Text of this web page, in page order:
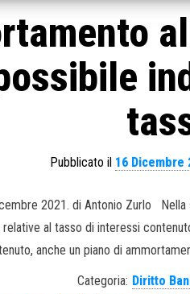
Pubblicato il 16 Dicembre
2021. di Antonio Zurlo
al tasso di interessi
anche un piano di
Categoria: Diritto